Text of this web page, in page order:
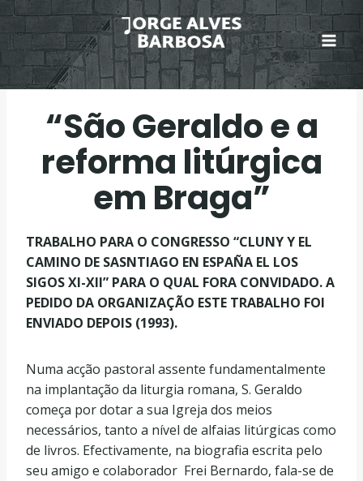
Skip
content
“São Geraldo e a
reforma litúrgica
em Braga”
TRABALHO PARA O CONGRESSO “CLUNY Y EL
CAMINO DE SASNTIAGO EN ESPAÑA EL LOS
SIGOS XI-XII” PARA O QUAL FORA CONVIDADO. A
PEDIDO DA ORGANIZAÇÃO ESTE TRABALHO FOI
ENVIADO DEPOIS (1993).
Numa acção pastoral assente fundamentalmente
na implantação da liturgia romana, S. Geraldo
começa por dotar a sua Igreja dos meios
necessários, tanto a nível de alfaias litúrgicas como
de livros. Efectivamente, na biografia escrita pelo
seu amigo e colaborador Frei Bernardo, fala-se de